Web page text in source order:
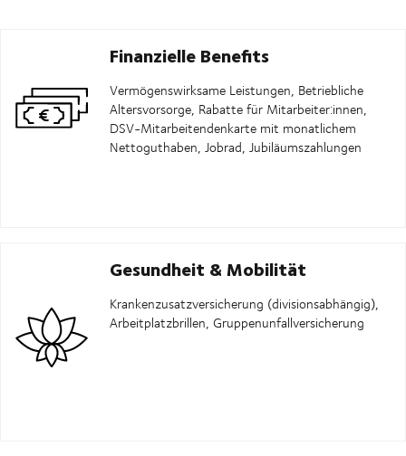
Finanzielle Benefits
Vermögenswirksame Leistungen, Betriebliche
Altersvorsorge, Rabatte für Mitarbeiter:innen,
DSV-Mitarbeitendenkarte mit monatlichem
Nettoguthaben, Jobrad, Jubiläumszahlungen
Gesundheit & Mobilität
Krankenzusatzversicherung (divisionsabhängig),
Arbeitplatzbrillen, Gruppenunfallversicherung